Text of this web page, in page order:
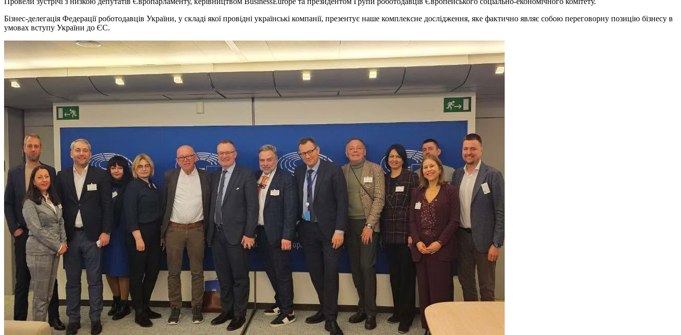
Бізнес-делегація Федерації роботодавців України, у складі якої провідні українські компанії, презентує наше комплексне дослідження, яке фактично являє собою переговорну позицію бізнесу в
умовах вступу України до ЄС.